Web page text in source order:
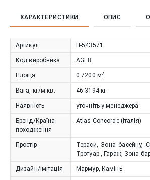
ХАРАКТЕРИСТИКИ ОПИС
Артикул Н-543571
Код виробника AGE8
Площа 0.7200 м2
Вага, кг/м.кв. 46.3194 кг
Наявність уточніть у менеджера
Бренд/Країна
походження
Atlas Concorde (Італія)
Простір
Тераси, Зона басейну,
Тротуар , Гараж, Зона
Дизайн/імітація Мармур, Камінь